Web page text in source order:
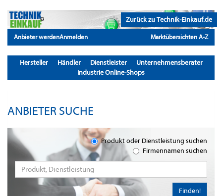
Zurück zu Technik-Einkauf.de
Anbieter werdenAnmelden Marktübersichten A-Z
Hersteller Händler Dienstleister
Unternehmensberater
Industrie Online-Shops
ANBIETER SUCHE
Produkt oder Dienstleistung suchen
Firmennamen suchen
Finden!